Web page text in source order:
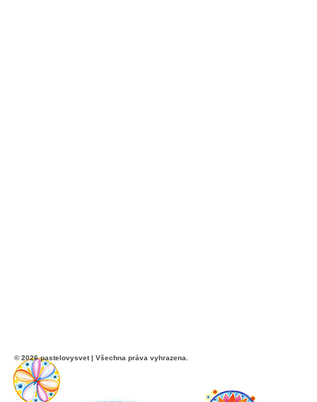
© 2026 pastelovysvet | Všechna práva vyhrazena.